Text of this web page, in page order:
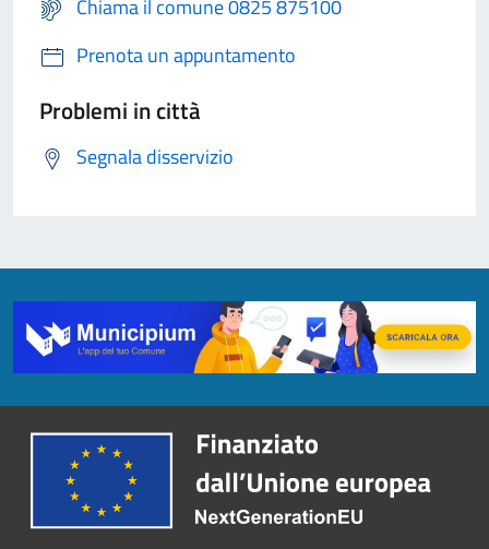
Chiama il comune 0825 875100
Prenota un appuntamento
Problemi in città
Segnala disservizio